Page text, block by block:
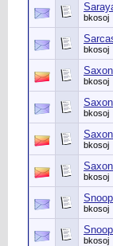
bkosoj
bkosoj
bkosoj
bkosoj
bkosoj
bkosoj
bkosoj
bkosoj